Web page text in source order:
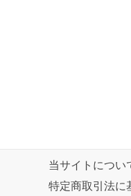
当サイトについ
特定商取引法に